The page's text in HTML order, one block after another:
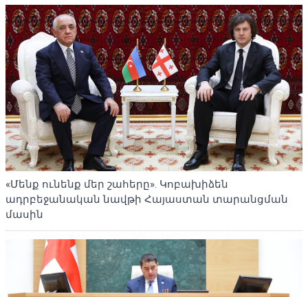
«Մենք ունենք մեր շահերը». Կոբախիձեն
ադրբեջանական նավթի Հայաստան տարանցման
մասին